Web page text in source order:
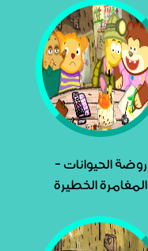
روضة الحيوانات -
المغامرة الخطيرة